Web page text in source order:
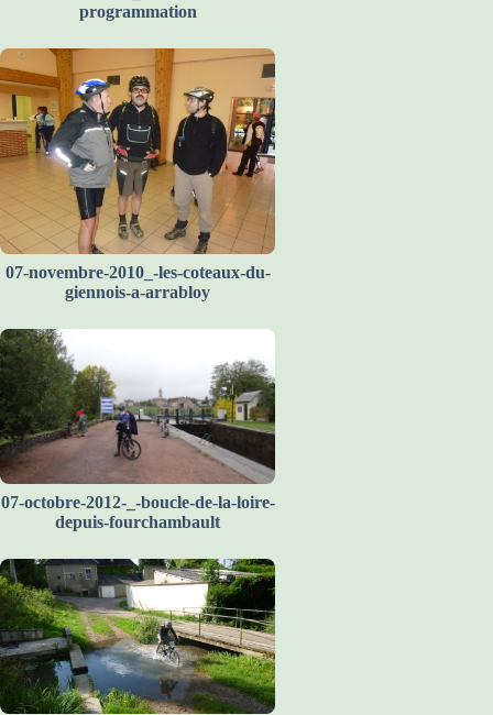
programmation
07-novembre-2010_-les-coteaux-du-
giennois-a-arrabloy
07-octobre-2012-_-boucle-de-la-loire-
depuis-fourchambault